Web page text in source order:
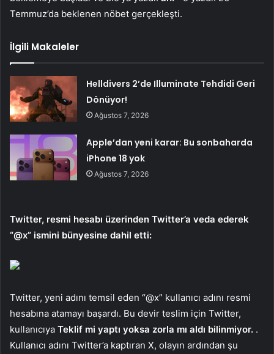
Temmuz’da beklenen nöbet gerçekleşti.
İlgili Makaleler
Helldivers 2’de Illuminate Tehdidi Geri
Dönüyor!
Ağustos 7, 2026
Apple’dan yeni karar: Bu sonbaharda
iPhone 18 yok
Ağustos 7, 2026
Twitter, resmi hesabı üzerinden Twitter’a veda ederek
“@x” ismini bünyesine dahil etti:
Twitter, yeni adını temsil eden “@x” kullanıcı adını resmi
hesabına atamayı başardı. Bu devir teslim için Twitter,
kullanıcıya Teklif mi yaptı yoksa zorla mı aldı bilinmiyor. .
Kullanıcı adını Twitter’a kaptıran X, olayın ardından şu